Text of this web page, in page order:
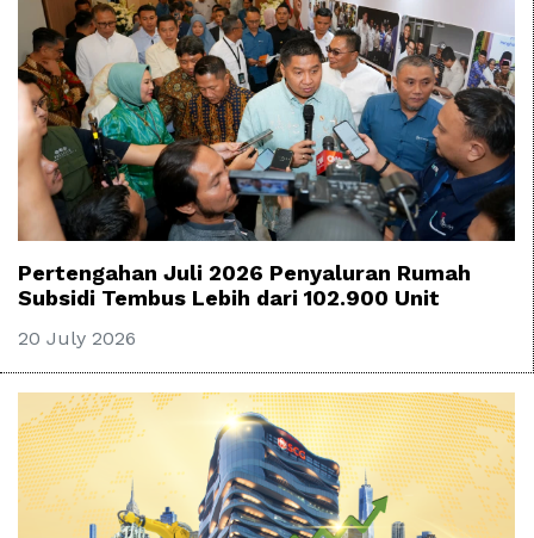
Pertengahan Juli 2026 Penyaluran Rumah
Subsidi Tembus Lebih dari 102.900 Unit
20 July 2026